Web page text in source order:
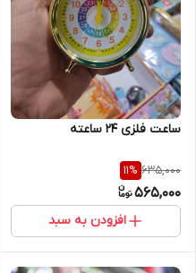
ساعت فلزی 24 ساعته
635,000
11%
565,000
افزودن به سبد